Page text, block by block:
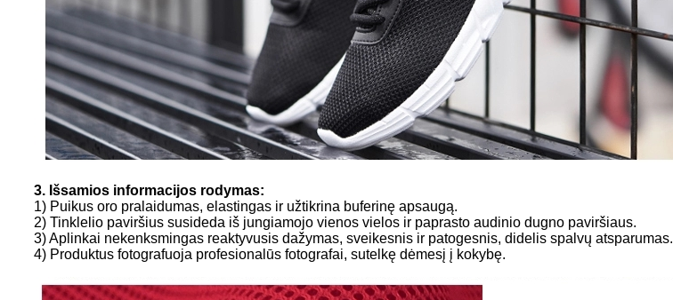
3. Išsamios informacijos rodymas:
1) Puikus oro pralaidumas, elastingas ir užtikrina buferinę apsaugą.
2) Tinklelio paviršius susideda iš jungiamojo vienos vielos ir paprasto audinio dugno paviršiaus.
3) Aplinkai nekenksmingas reaktyvusis dažymas, sveikesnis ir patogesnis, didelis spalvų atsparumas.
4) Produktus fotografuoja profesionalūs fotografai, sutelkę dėmesį į kokybę.